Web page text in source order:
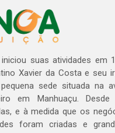
suas atividades em
Xavier da Costa e seu
sede situada na
em Manhuaçu.
e à medida que os
foram criadas e